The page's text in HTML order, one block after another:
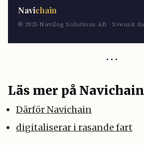
Navichain
© 2025 Navilog Solutions AB · Svensk
Läs mer på Navichain
Därför Navichain
digitaliserar i rasande fart